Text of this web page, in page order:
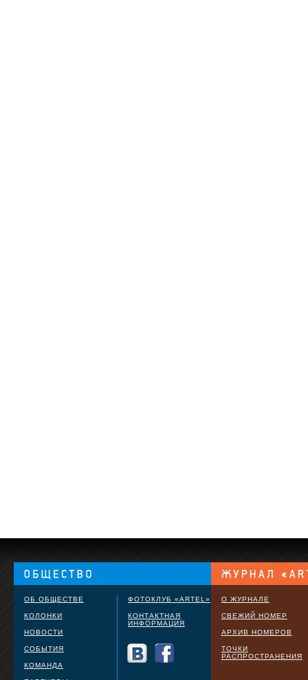
ОБ ОБЩЕСТВЕ
КОЛОНКИ
НОВОСТИ
СОБЫТИЯ
КОМАНДА
ФОТОКЛУБ «ARTEL»
КОНТАКТНАЯ
ИНФОРМАЦИЯ
О ЖУРНАЛЕ
СВЕЖИЙ НОМЕР
АРХИВ НОМЕРОВ
ТОЧКИ
РАСПРОСТРАНЕНИЯ